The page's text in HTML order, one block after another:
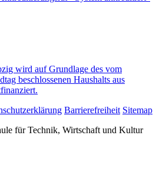
wird auf Grundlage des vom
beschlossenen Haushalts aus
Barrierefreiheit Sitemap
für Technik, Wirtschaft und Kultur